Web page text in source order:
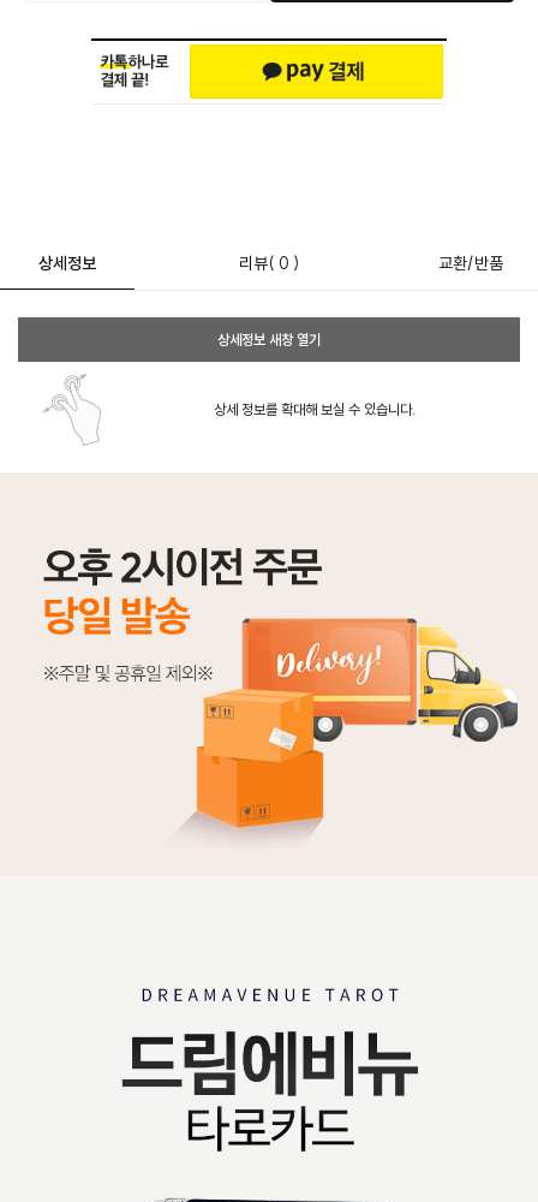
상세정보 리뷰( 0 ) 교환/반품
상세정보 새창 열기
상세 정보를 확대해 보실 수 있습니다.